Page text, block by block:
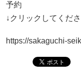
予約
↓クリックしてくだ
https://sakaguchi-